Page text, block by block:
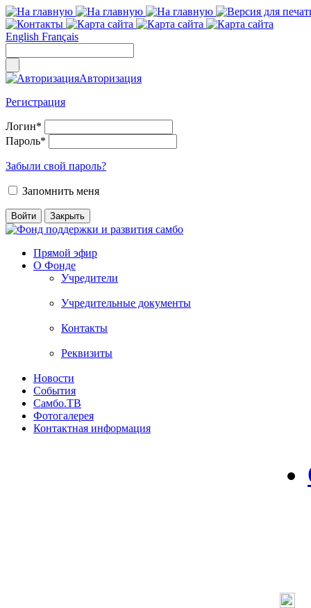
English Français
Авторизация
Регистрация
Логин*
Пароль*
Забыли свой пароль?
Запомнить меня
Прямой эфир
О Фонде
Учредители
Учредительные документы
Контакты
Реквизиты
Новости
События
Самбо.ТВ
Фотогалерея
Контактная информация